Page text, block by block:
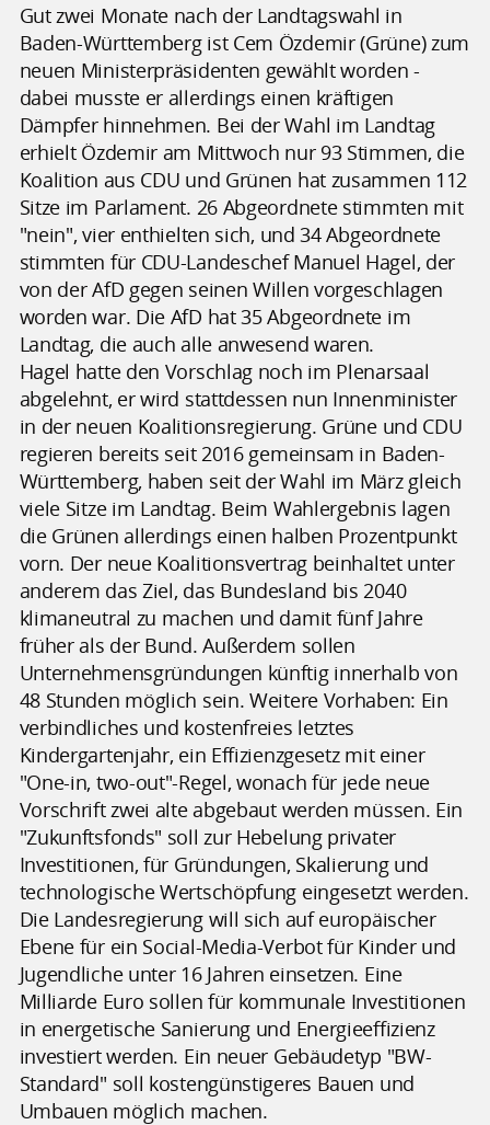
Gut zwei Monate nach der Landtagswahl in
Baden-Württemberg ist Cem Özdemir (Grüne) zum
neuen Ministerpräsidenten gewählt worden -
dabei musste er allerdings einen kräftigen
Dämpfer hinnehmen. Bei der Wahl im Landtag
erhielt Özdemir am Mittwoch nur 93 Stimmen, die
Koalition aus CDU und Grünen hat zusammen 112
Sitze im Parlament. 26 Abgeordnete stimmten mit
"nein", vier enthielten sich, und 34 Abgeordnete
stimmten für CDU-Landeschef Manuel Hagel, der
von der AfD gegen seinen Willen vorgeschlagen
worden war. Die AfD hat 35 Abgeordnete im
Landtag, die auch alle anwesend waren.
Hagel hatte den Vorschlag noch im Plenarsaal
abgelehnt, er wird stattdessen nun Innenminister
in der neuen Koalitionsregierung. Grüne und CDU
regieren bereits seit 2016 gemeinsam in Baden-
Württemberg, haben seit der Wahl im März gleich
viele Sitze im Landtag. Beim Wahlergebnis lagen
die Grünen allerdings einen halben Prozentpunkt
vorn. Der neue Koalitionsvertrag beinhaltet unter
anderem das Ziel, das Bundesland bis 2040
klimaneutral zu machen und damit fünf Jahre
früher als der Bund. Außerdem sollen
Unternehmensgründungen künftig innerhalb von
48 Stunden möglich sein. Weitere Vorhaben: Ein
verbindliches und kostenfreies letztes
Kindergartenjahr, ein Effizienzgesetz mit einer
"One-in, two-out"-Regel, wonach für jede neue
Vorschrift zwei alte abgebaut werden müssen. Ein
"Zukunftsfonds" soll zur Hebelung privater
Investitionen, für Gründungen, Skalierung und
technologische Wertschöpfung eingesetzt werden.
Die Landesregierung will sich auf europäischer
Ebene für ein Social-Media-Verbot für Kinder und
Jugendliche unter 16 Jahren einsetzen. Eine
Milliarde Euro sollen für kommunale Investitionen
in energetische Sanierung und Energieeffizienz
investiert werden. Ein neuer Gebäudetyp "BW-
Standard" soll kostengünstigeres Bauen und
Umbauen möglich machen.